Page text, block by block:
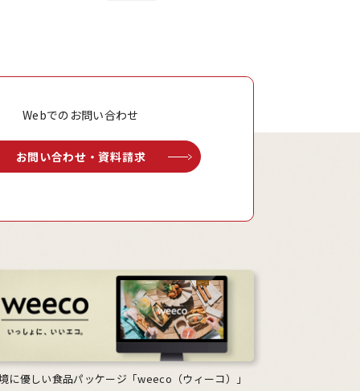
Webでのお問い合わせ
お問い合わせ・資料請求
に優しい食品パッケージ「weeco（ウィーコ）」